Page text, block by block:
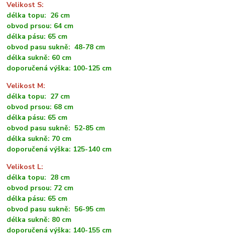
Velikost S:
délka topu: 26 cm
obvod prsou: 64 cm
délka pásu: 65 cm
obvod pasu sukně: 48-78 cm
délka sukně: 60 cm
doporučená výška: 100-125 cm
Velikost M:
délka topu: 27 cm
obvod prsou: 68 cm
délka pásu: 65 cm
obvod pasu sukně: 52-85 cm
délka sukně: 70 cm
doporučená výška: 125-140 cm
Velikost L:
délka topu: 28 cm
obvod prsou: 72 cm
délka pásu: 65 cm
obvod pasu sukně: 56-95 cm
délka sukně: 80 cm
doporučená výška: 140-155 cm